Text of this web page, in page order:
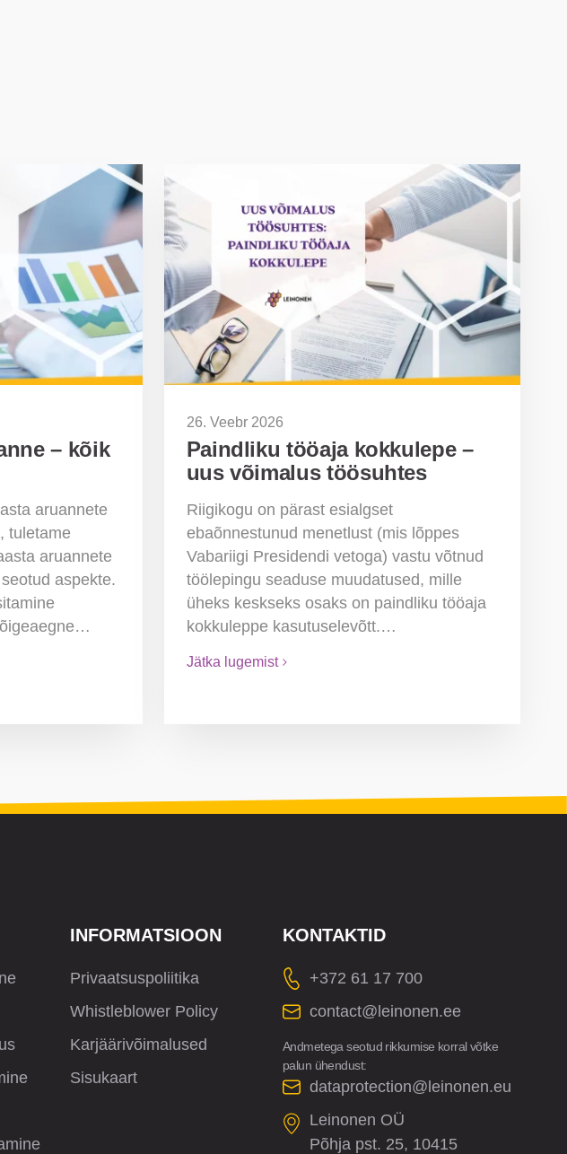
– kõik
aruannete
tuletame
aruannete
aspekte.
26. Veebr 2026
Paindliku tööaja kokkulepe –
uus võimalus töösuhtes
Riigikogu on pärast esialgset
ebaõnnestunud menetlust (mis lõppes
Vabariigi Presidendi vetoga) vastu võtnud
töölepingu seaduse muudatused, mille
üheks keskseks osaks on paindliku tööaja
kokkuleppe kasutuselevõtt.…
Jätka lugemist
INFORMATSIOON
Privaatsuspoliitika
Whistleblower Policy
Karjäärivõimalused
Sisukaart
KONTAKTID
+372 61 17 700
contact@leinonen.ee
Andmetega seotud rikkumise korral võtke
palun ühendust:
dataprotection@leinonen.eu
Leinonen OÜ
Põhja pst. 25, 10415